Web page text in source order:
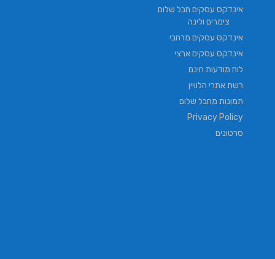
אינדקס עסקים חבל שלום
צימרים ולינה
אינדקס עסקים מרחבי
אינדקס עסקים ארצי
לוח מודעות חינם
רשת אתרי הלוויין
תמונות מחבל שלום
Privacy Policy
סרטונים